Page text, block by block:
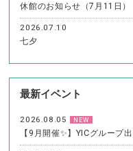
休館のお知らせ（7月11日）
2026.07.10
七夕
最新イベント
2026.08.05 NEW
【9月開催✨】YICグループ